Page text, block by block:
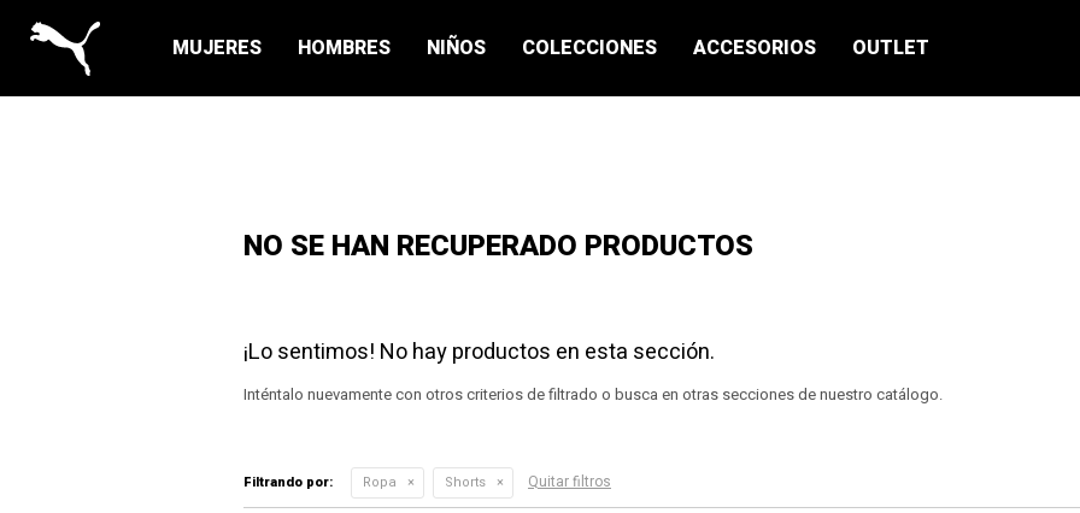
MUJERES HOMBRES NIÑOS COLECCIONES ACCESORIOS OUTLET
NO SE HAN RECUPERADO PRODUCTOS
¡Lo sentimos! No hay productos en esta sección.
Inténtalo nuevamente con otros criterios de filtrado o busca en otras secciones de nuestro catálogo.
Filtrando por: Ropa Shorts Quitar filtros